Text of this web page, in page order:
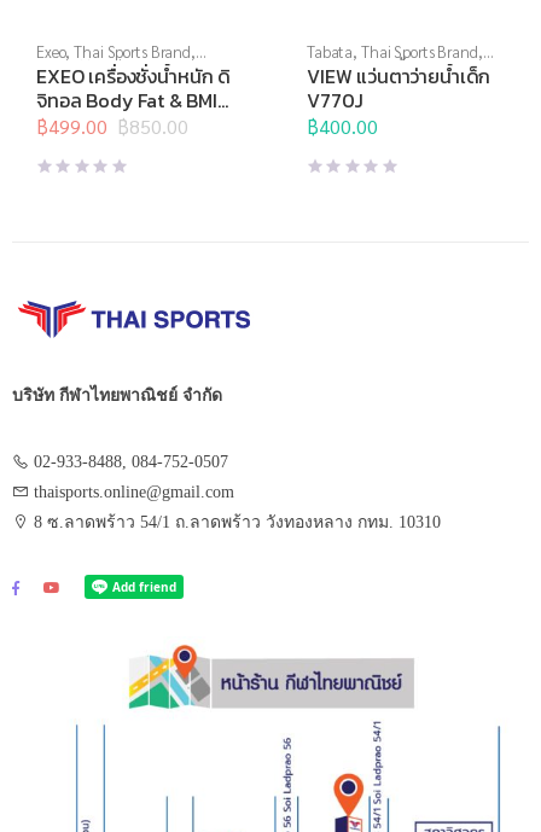
Exeo,Thai Sports Brand,
อุปกรณ์กีฬาเป็นของขวัญ,
อุปกรณ์เพื่อสุขภาพ,เครื่องชั่งน้ำ
หนัก,เครื่องชั่งน้ำหนักวัดไขมัน
EXEO เครื่องชั่งน้ำหนัก ดิ
จิทอล Body Fat & BMI
EF957
฿850.00
Original
price
was:
฿499.00
Current
price
is:
Tabata, Thai Sports Brand,
View,กีฬาทางน้ำ,แว่นตาว่าย
น้ำ,แว่นตาว่ายน้ำทั่วไป, แว่นตา
ว่ายน้ำสำหรับเด็ก
VIEW แว่นตาว่ายน้ำเด็ก
V770J
฿400.00
บริษัท กีฬาไทยพาณิชย์ จำกัด
02-933-8488, 084-752-0507
thaisports.online@gmail.com
8 ซ.ลาดพร้าว 54/1 ถ.ลาดพร้าว วังทองหลาง กทม. 10310